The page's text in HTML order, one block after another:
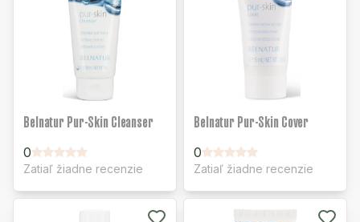
Belnatur Pur-Skin Cleanser
0
Zatiaľ žiadne recenzie
Belnatur Pur-Skin Cover
0
Zatiaľ žiadne recenzie